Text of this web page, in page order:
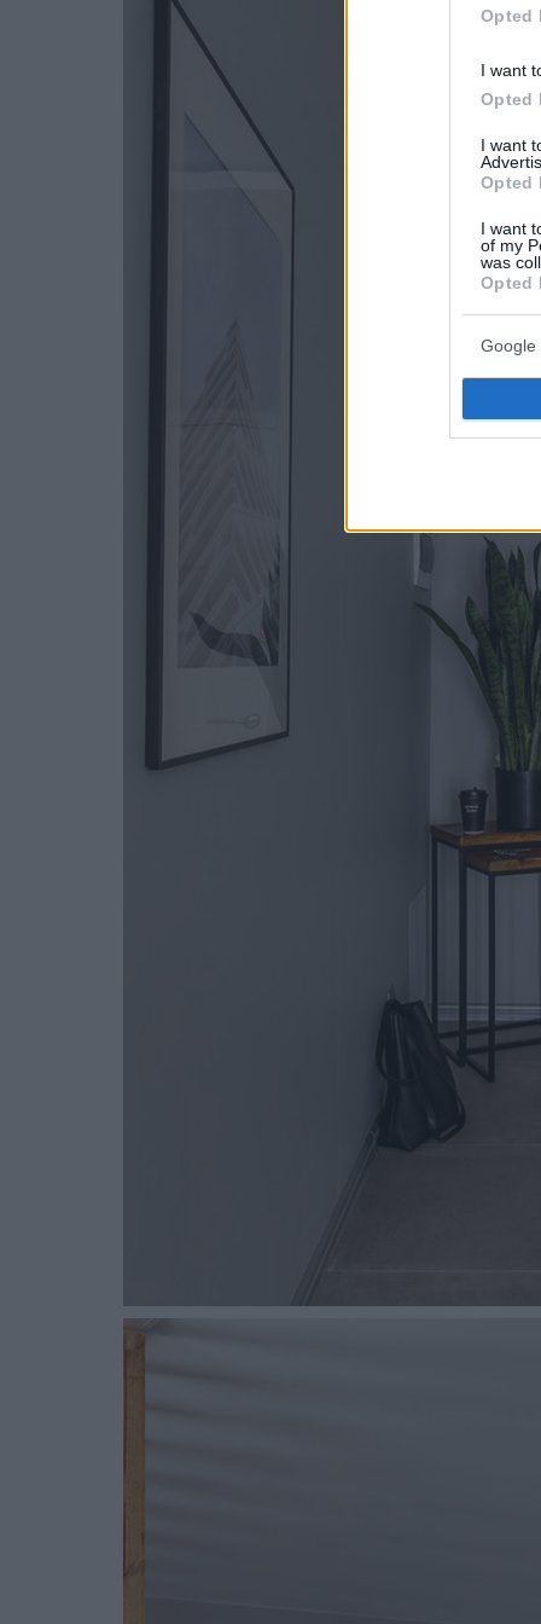
Opted
I want
Opted
I want
Opted
I want
of my
was
Opted
Google